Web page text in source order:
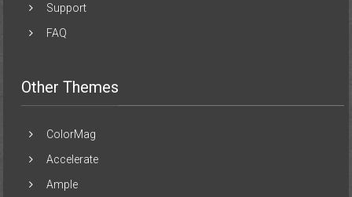
Support
FAQ
Other Themes
ColorMag
Accelerate
Ample